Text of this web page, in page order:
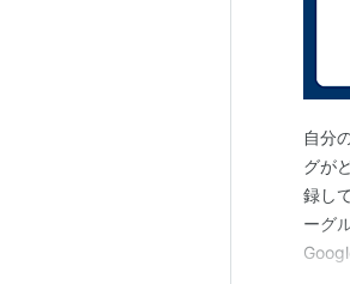
自分
グが
録し
ーグ